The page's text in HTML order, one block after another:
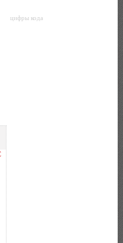
цифры кода